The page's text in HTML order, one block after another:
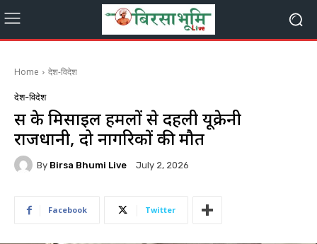
Home देश-विदेश
देश-विदेश
रूस के मिसाइल हमलों से दहली यूक्रेनी
राजधानी, दो नागरिकों की मौत
By Birsa Bhumi Live July 2, 2026
Facebook Twitter